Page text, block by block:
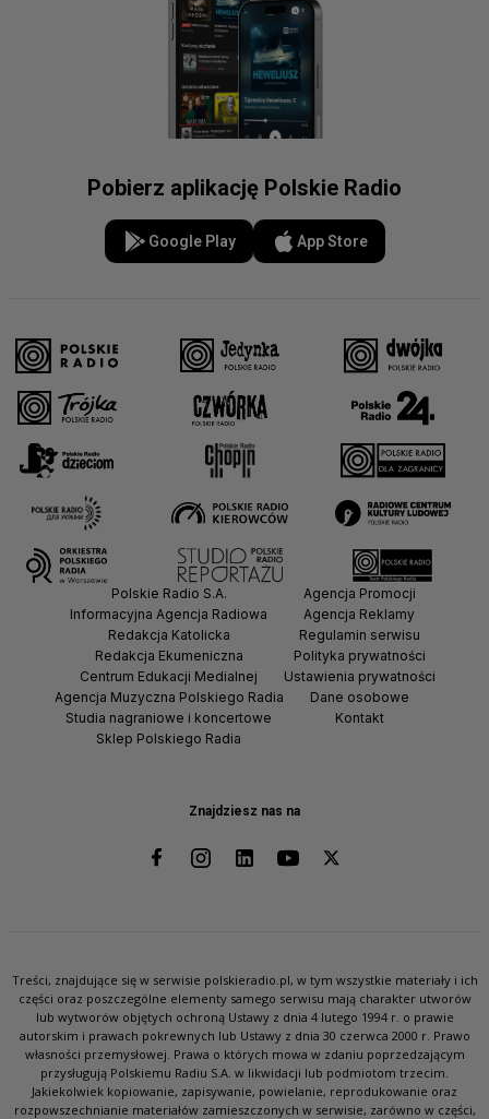
Pobierz aplikację Polskie Radio
Google Play App Store
Znajdziesz nas na
Polskie Radio S.A.
Informacyjna Agencja Radiowa
Redakcja Katolicka
Redakcja Ekumeniczna
Centrum Edukacji Medialnej
Agencja Muzyczna Polskiego Radia
Studia nagraniowe i koncertowe
Sklep Polskiego Radia
Agencja Promocji
Agencja Reklamy
Regulamin serwisu
Polityka prywatności
Ustawienia prywatności
Dane osobowe
Kontakt
Treści, znajdujące się w serwisie polskieradio.pl, w tym wszystkie materiały i ich
części oraz poszczególne elementy samego serwisu mają charakter utworów
lub wytworów objętych ochroną Ustawy z dnia 4 lutego 1994 r. o prawie
autorskim i prawach pokrewnych lub Ustawy z dnia 30 czerwca 2000 r. Prawo
własności przemysłowej. Prawa o których mowa w zdaniu poprzedzającym
przysługują Polskiemu Radiu S.A. w likwidacji lub podmiotom trzecim.
Jakiekolwiek kopiowanie, zapisywanie, powielanie, reprodukowanie oraz
rozpowszechnianie materiałów zamieszczonych w serwisie, zarówno w części,